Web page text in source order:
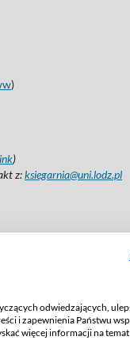
odwiedzających,
i zapewnienia Państwu
więcej informacji na
)
)
z:ksiegarnia@uni.lodz.pl